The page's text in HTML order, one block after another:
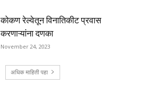
कोकण रेल्वेतून विनातिकीट प्रवास
करणाऱ्यांना दणका
November 24, 2023
अधिक माहिती पहा